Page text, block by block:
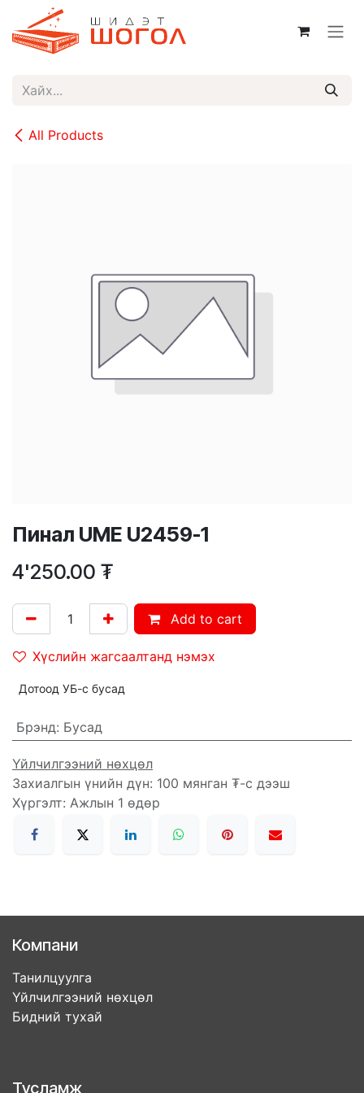
Skip to Content
All Products
Пинал UME U2459-1
4'250.00 ₮
Add to cart
Хүслийн жагсаалтанд нэмэх
Дотоод УБ-с бусад
Брэнд: Бусад
Үйлчилгээний нөхцөл
Захиалгын үнийн дүн: 100 мянган ₮-с дээш
Хүргэлт: Ажлын 1 өдөр
Компани
Танилцуулга
Үйлчилгээний нөхцөл
Бидний тухай
Тусламж